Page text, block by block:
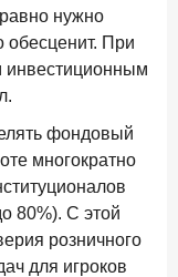
стандарты
ИССЛЕДОВАНИЕ
в цифрах
как банки
нужно
обесценит. При
инвестиционным
фондовый
многократно
80%). С этой
розничного
для игроков